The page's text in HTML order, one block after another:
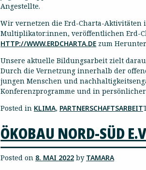
Angestellte.
Wir vernetzen die Erd-Charta-Aktivitäten
Multiplikator:innen, veröffentlichen Erd-
HTTP://WWW.ERDCHARTA.DE zum
Unsere aktuelle Bildungsarbeit zielt
Durch die Vernetzung innerhalb der
jungen Menschen und
Konferenzprogramme und in
Posted in KLIMA, PARTNERSCHAFTSARBEIT
ÖKOBAU NORD-SÜD
Posted on 8. MAI 2022 by TAMARA